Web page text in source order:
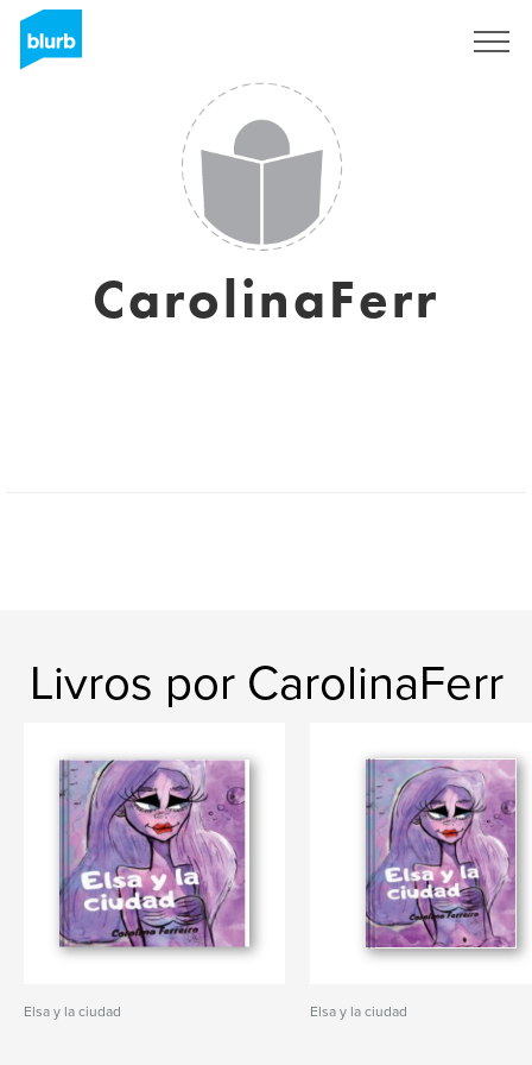
CarolinaFerr
Livros por CarolinaFerr
Elsa y la ciudad Elsa y la ciudad